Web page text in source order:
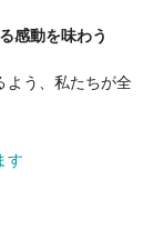
感動を味わう
よう、私たちが全
す